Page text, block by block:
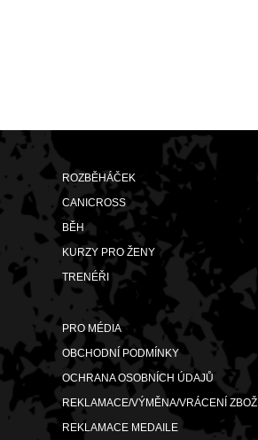
ROZBĚHÁČEK
CANICROSS
BĚH
KURZY PRO ŽENY
TRENÉŘI
PRO MÉDIA
OBCHODNÍ PODMÍNKY
OCHRANA OSOBNÍCH ÚDAJŮ
REKLAMACE/VÝMĚNA/VRÁCENÍ ZBOŽÍ
REKLAMACE MEDAILE